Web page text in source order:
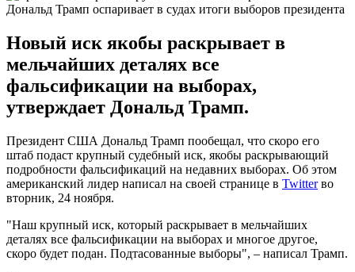
Дональд Трамп оспаривает в судах итоги выборов президента
Новый иск якобы раскрывает в
мельчайших деталях все
фальсификации на выборах,
утверждает Дональд Трамп.
Президент США Дональд Трамп пообещал, что скоро его
штаб подаст крупный судебный иск, якобы раскрывающий
подробности фальсификаций на недавних выборах. Об этом
американский лидер написал на своей странице в Twitterво
вторник, 24 ноября.
"Наш крупный иск, который раскрывает в мельчайших
деталях все фальсификации на выборах и многое другое,
скоро будет подан. Подтасованные выборы", – написал Трамп.